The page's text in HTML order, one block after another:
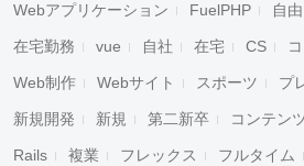
Webアプリケーション FuelPHP 自由
在宅勤務 vue 自社 在宅 CS
Web制作 Webサイト スポーツ プ
新規開発 新規 第二新卒 コンテン
Rails 複業 フレックス フルタイム